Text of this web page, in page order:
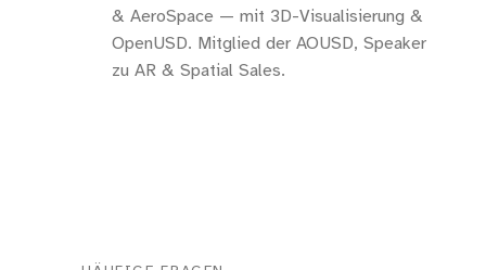
& AeroSpace — mit 3D-Visualisierung &
OpenUSD. Mitglied der AOUSD, Speaker
zu AR & Spatial Sales.